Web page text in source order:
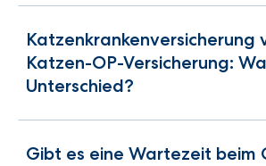
Katzenkrankenversicherung
Katzen-OP-Versicherung:
Unterschied?
Gibt es eine Wartezeit beim